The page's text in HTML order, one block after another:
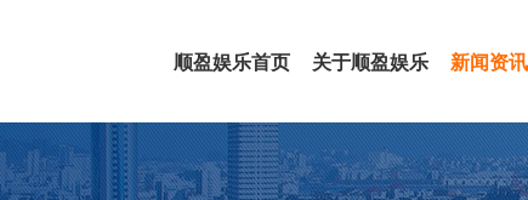
顺盈娱乐首页 关于顺盈娱乐 新闻资